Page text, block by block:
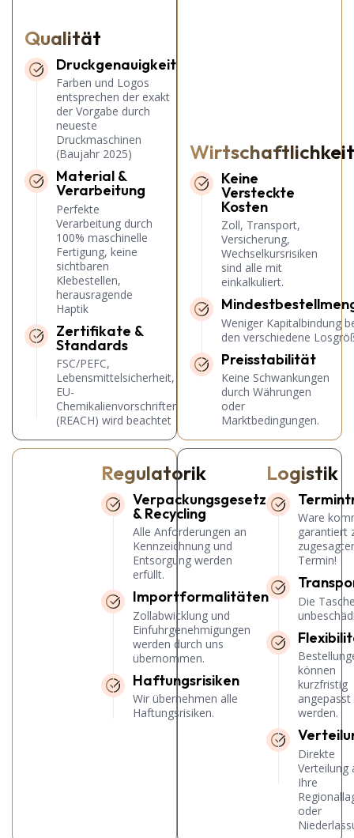
Qualität
Druckgenauigkeit
Farben und Logos
entsprechen der exakt
der Vorgabe durch
neueste
Druckmaschinen
(Baujahr 2025)
Material &
Verarbeitung
Perfekte
Verarbeitung durch
100% maschinelle
Fertigung, keine
sichtbaren
Klebestellen,
herausragende
Haptik
Zertifikate &
Standards
FSC/PEFC,
Lebensmittelsicherheit,
EU-
Chemikalienvorschriften
(REACH) wird beachtet
Wirtschaftlichkeit
Keine
Versteckte
Kosten
Zoll, Transport,
Versicherung,
Wechselkursrisiken
sind alle mit
einkalkuliert.
Weniger Kapitalbindung
den verschiedene
Preisstabilität
Keine Schwankungen
durch Währungen
oder
Marktbedingungen.
Regulatorik
Verpackungsgesetz
& Recycling
Alle Anforderungen an
Kennzeichnung und
Entsorgung werden
erfüllt.
Importformalitäten
Zollabwicklung und
Einfuhrgenehmigungen
werden durch uns
übernommen.
Haftungsrisiken
Wir übernehmen alle
Haftungsrisiken.
Logistik
Ware
garantiert
Termin!
Die
können
kurzfristig
angepasst
werden.
Direkte
Verteilung
Ihre
oder